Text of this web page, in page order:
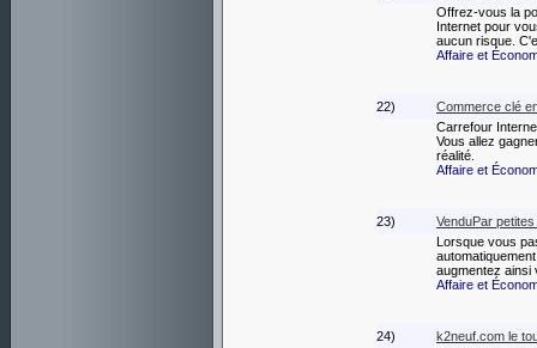
Offrez-vous la
Internet pour
aucun risque.
Affaire et
22)
Commerce clé
Carrefour
Vous allez
réalité.
Affaire et
23)
VenduPar
Lorsque vous
augmentez ainsi
Affaire et
24)
k2neuf.com le